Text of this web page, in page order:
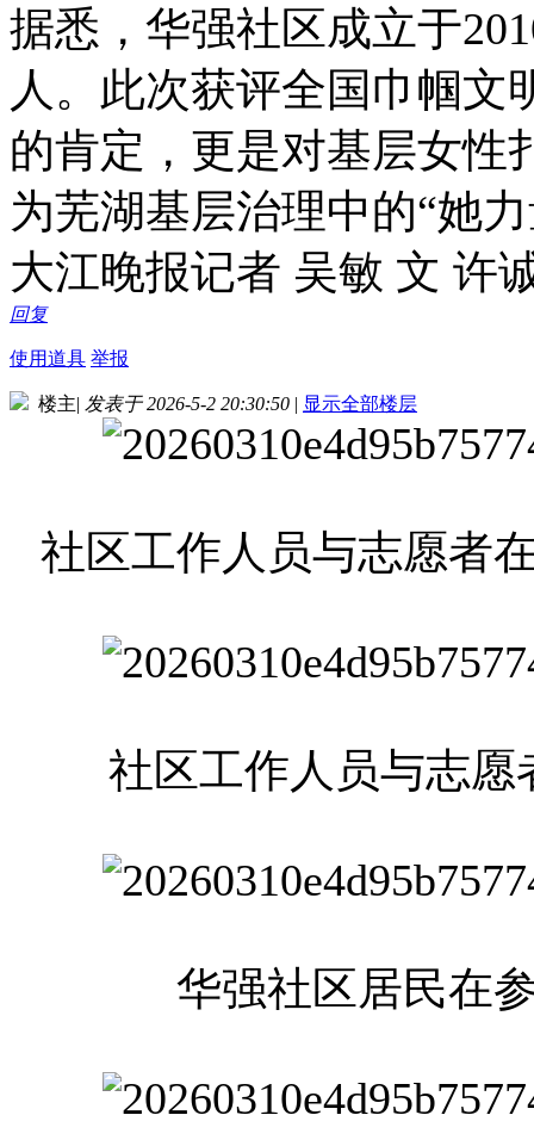
据悉，华强社区成立于
人。此次获评全国巾帼文
的肯定，更是对基层女性
为芜湖基层治理中的“她
大江晚报记者 吴敏 文 许
回复
使用道具 举报
楼主| 发表于 2026-5-2 20:30:50 | 显示全部楼层
社区工作人员与志愿者
社区工作人员与志
华强社区居民在